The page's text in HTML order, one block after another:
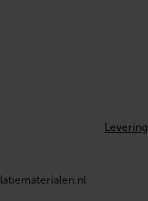
Levering